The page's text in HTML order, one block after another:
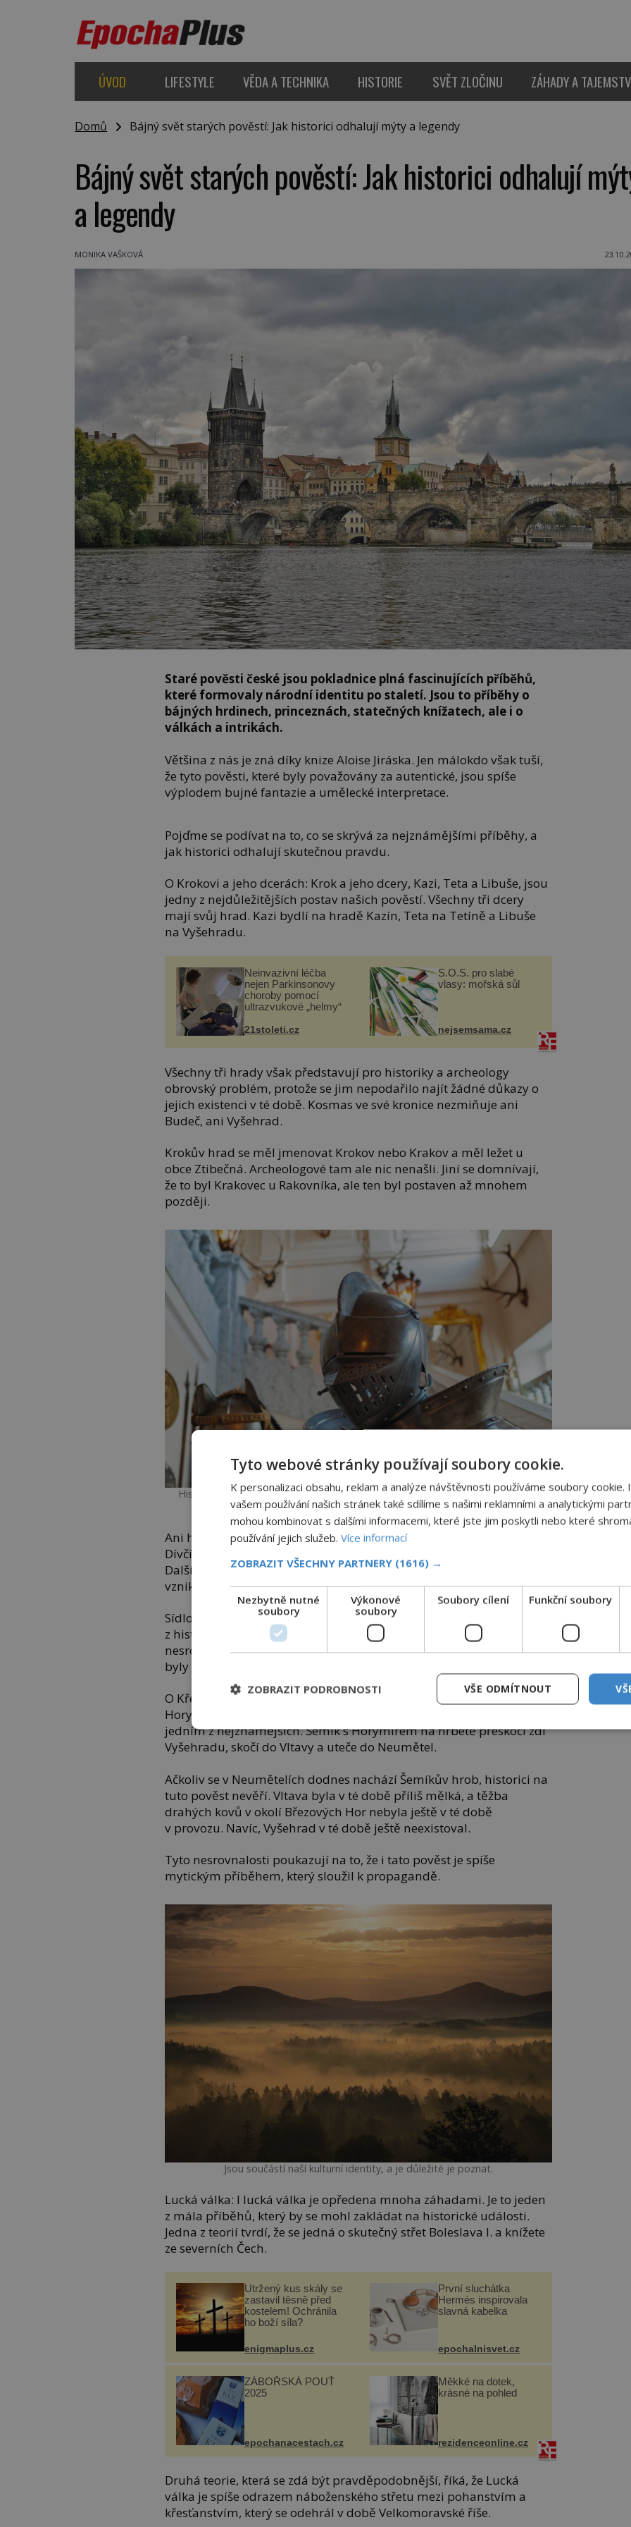
ÚVOD LIFESTYLE VĚDA A TECHNIKA HISTORIE SVĚT ZLOČINU ZÁHADY A
Domů Bájný svět starých pověstí: Jak historici odhalují mýty a legendy
Bájný svět starých pověstí: Jak historici odhalují
a legendy
MONIKA VAŠKOVÁ
Staré pověsti české jsou pokladnice plná fascinujících příběhů,
které formovaly národní identitu po staletí. Jsou to příběhy o
bájných hrdinech, princeznách, statečných knížatech, ale i o
válkách a intrikách.
Většina z nás je zná díky knize Aloise Jiráska. Jen málokdo však tuší,
že tyto pověsti, které byly považovány za autentické, jsou spíše
výplodem bujné fantazie a umělecké interpretace.
Pojďme se podívat na to, co se skrývá za nejznámějšími příběhy, a
jak historici odhalují skutečnou pravdu.
O Krokovi a jeho dcerách: Krok a jeho dcery, Kazi, Teta a Libuše, jsou
jedny z nejdůležitějších postav našich pověstí. Všechny tři dcery
mají svůj hrad. Kazi bydlí na hradě Kazín, Teta na Tetíně a Libuše
na Vyšehradu.
Neinvazivní léčba
nejen Parkinsonovy
choroby pomocí
ultrazvukové „helmy“
21stoleti.cz
S.O.S. pro slabé
vlasy: mořská sůl
nejsemsama.cz
Všechny tři hrady však představují pro historiky a archeology
obrovský problém, protože se jim nepodařilo najít žádné důkazy o
jejich existenci v té době. Kosmas ve své kronice nezmiňuje ani
Budeč, ani Vyšehrad.
Krokův hrad se měl jmenovat Krokov nebo Krakov a měl ležet u
obce Ztibečná. Archeologové tam ale nic nenašli. Jiní se domnívají,
že to byl Krakovec u Rakovníka, ale ten byl postaven až mnohem
později.
Historici, lingvisté i archeologové se shodují, že staré pověsti české jsou spíše
legendy a mýty, než skutečné historické události.
Ani hrady Krokových dcer nebyly nalezeny. Jedna z teorií tvrdí, že
Dívčí hrad na Pálavě na Moravě je onen bájný Děvín z Dívčí války.
Další teorie poukazuje na to, že hradiště Tetín nedaleko Berouna
vzniklo až v 9. století. To je příliš pozdě.
Sídlo Libuše, Vyšehrad, také vznikl až po Libušině smrti a
z historického hlediska existuje až od 10. století. Všechny tyto
nesrovnalosti naznačují, že se jedná spíše o mytické příběhy, které
byly vloženy do kronik, aby se vysvětlilo pojmenování míst.
O Křesomyslovi a Horymírovi: Příběh o statečném vladykovi
Horymírovi a jeho koni Šemíkovi, který ho zachrání před smrtí, je
jedním z nejznámějších. Šemík s Horymírem na hřbetě přeskočí zdi
Vyšehradu, skočí do Vltavy a uteče do Neumětel.
Ačkoliv se v Neumětelích dodnes nachází Šemíkův hrob, historici na
tuto pověst nevěří. Vltava byla v té době příliš mělká, a těžba
drahých kovů v okolí Březových Hor nebyla ještě v té době
v provozu. Navíc, Vyšehrad v té době ještě neexistoval.
Tyto nesrovnalosti poukazují na to, že i tato pověst je spíše
mytickým příběhem, který sloužil k propagandě.
Jsou součástí naší kulturní identity, a je důležité je poznat.
Lucká válka: I lucká válka je opředena mnoha záhadami. Je to jeden
z mála příběhů, který by se mohl zakládat na historické události.
Jedna z teorií tvrdí, že se jedná o skutečný střet Boleslava I. a knížete
ze severních Čech.
Utržený kus skály se
zastavil těsně před
kostelem! Ochránila
ho boží síla?
enigmaplus.cz
První sluchátka
Hermés inspirovala
slavná kabelka
epochalnisvet.cz
ZÁBOŘSKÁ POUŤ
2025
epochanacestach.cz
Měkké na dotek,
krásné na pohled
rezidenceonline.cz
Druhá teorie, která se zdá být pravděpodobnější, říká, že Lucká
válka je spíše odrazem náboženského střetu mezi pohanstvím a
křesťanstvím, který se odehrál v době Velkomoravské říše.
Tyto webové stránky používají soubory cookie.
K personalizaci obsahu, reklam a analýze návštěvnosti používáme soubory cookie.
vašem používání našich stránek také sdílíme s našimi reklamními a analytickými
mohou kombinovat s dalšími informacemi, které jste jim poskytli nebo které
používání jejich služeb. Více informací
ZOBRAZIT VŠECHNY PARTNERY (1616) →
Nezbytně nutné
soubory
Výkonové
soubory
Soubory cílení Funkční soubory
VŠE ODMÍTNOUT
ZOBRAZIT PODROBNOSTI